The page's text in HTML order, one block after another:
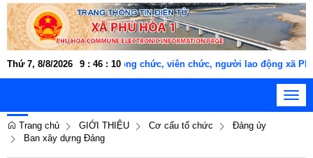
Thứ 7, 8/8/2026 9 : 46 : 10
Cán bộ, công chức, viên chức, người lao động xã Phú
Trang chủ
GIỚI THIỆU Cơ cấu tổ chức
Đảng ủy
Ban xây dựng Đảng